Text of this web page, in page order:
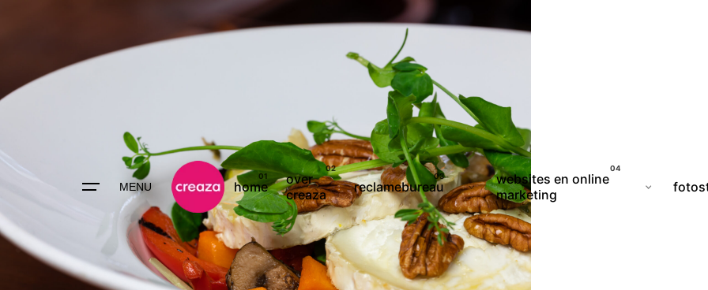
MENU home
over
creaza
reclamebureau
websites en online
marketing